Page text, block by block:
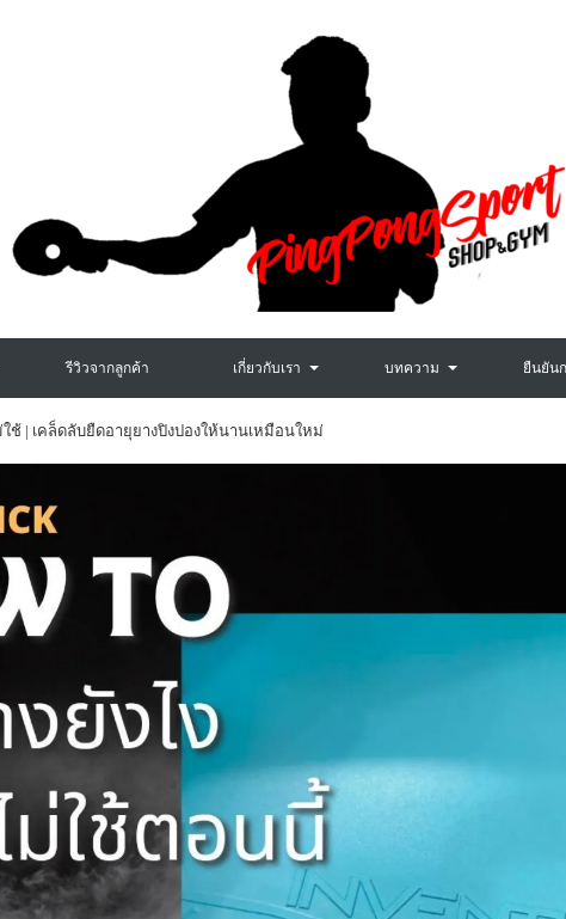
รีวิวจากลูกค้า เกี่ยวกับเรา บทความ ยืนยัน
ช้ | เคล็ดลับยืดอายุยางปิงปองให้นานเหมือนใหม่